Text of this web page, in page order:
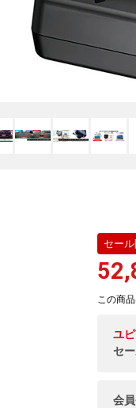
カテゴリ
駐
セー
この商
ユ
セ
会